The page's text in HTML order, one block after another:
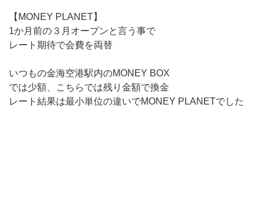
【MONEY PLANET】
1か月前の３月オープンと言う事で
レート期待で会費を両替
いつもの金海空港駅内のMONEY BOX
では少額、こちらでは残り金額で換金
レート結果は最小単位の違いでMONEY PLANETでした